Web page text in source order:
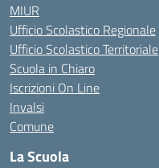
MIUR
Ufficio Scolastico Regionale
Ufficio Scolastico Territoriale
Scuola in Chiaro
Iscrizioni On Line
Invalsi
Comune
La Scuola